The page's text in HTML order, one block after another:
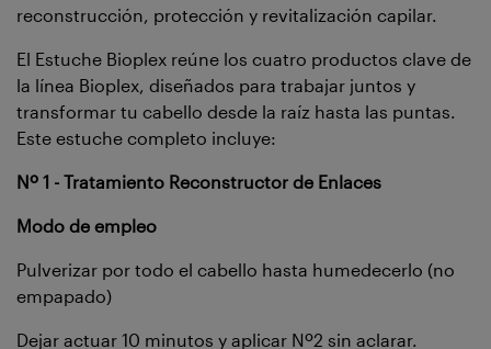
reconstrucción, protección y revitalización capilar.
El Estuche Bioplex reúne los cuatro productos clave de
la línea Bioplex, diseñados para trabajar juntos y
transformar tu cabello desde la raíz hasta las puntas.
Este estuche completo incluye:
Nº 1 - Tratamiento Reconstructor de Enlaces
Modo de empleo
Pulverizar por todo el cabello hasta humedecerlo (no
empapado)
Dejar actuar 10 minutos y aplicar Nº2 sin aclarar.